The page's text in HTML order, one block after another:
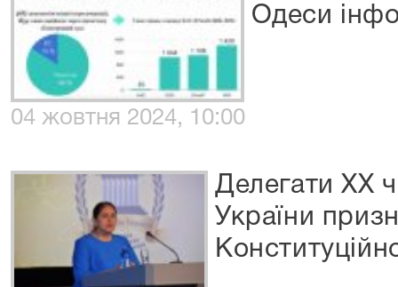
Одеси
04 жовтня 2024, 10:00
Делегати ХХ
України